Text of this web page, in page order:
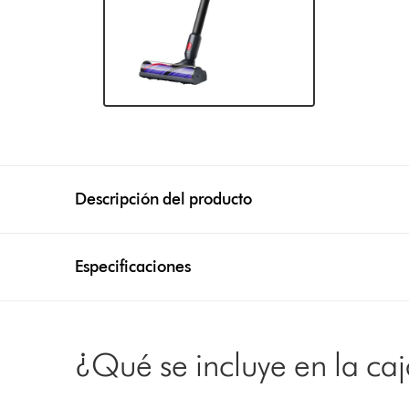
Descripción del producto
Especificaciones
¿Qué se incluye en la